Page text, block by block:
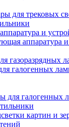
для трековых
и
аппаратура
газоразрядных
галогенных
для галогенных
картин и